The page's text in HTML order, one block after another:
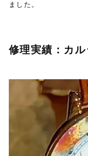
ました。
修理実績：カ